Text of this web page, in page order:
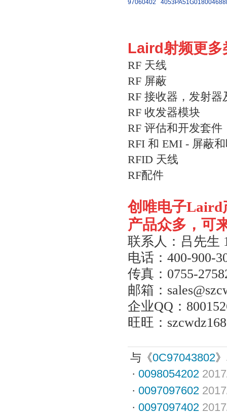
97060402 4053PA51G01800
Laird射频更多
RF 天线
RF 屏蔽
RF 接收器，发射
RF 收发器模块
RF 评估和开发套件
RFI 和 EMI - 屏蔽
RFID 天线
RF配件
创唯电子Laird
产品众多，可
联系人：吕先生
电话： 400-900-
传真： 0755-
邮箱：
企业QQ ：
旺旺：
与《0C97043802
· 0098054202
· 0097097602
· 0097097402